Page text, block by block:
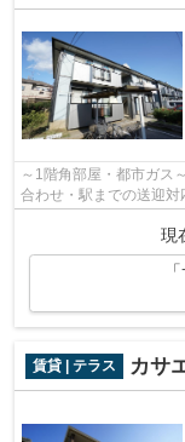
～1階角部屋・都市ガ
合わせ・駅までの送迎対
現
賃貸 | テラス カサ